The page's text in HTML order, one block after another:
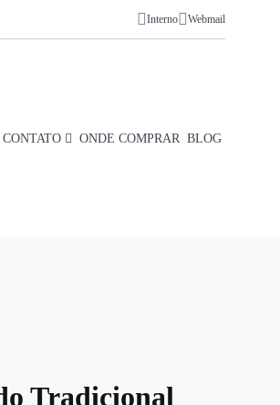
Interno Webmail
CONTATO ONDE COMPRAR BLOG
Tradicional